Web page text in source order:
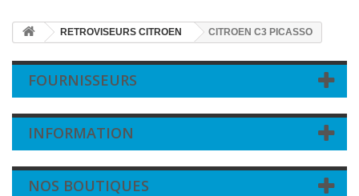
RETROVISEURS CITROEN CITROEN C3 PICASSO
FOURNISSEURS
INFORMATION
NOS BOUTIQUES